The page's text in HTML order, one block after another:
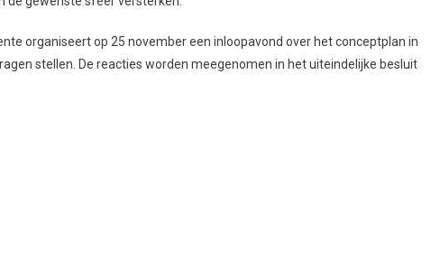
organiseert op 25 november een inloopavond over het conceptplan in
stellen. De reacties worden meegenomen in het uiteindelijke besluit